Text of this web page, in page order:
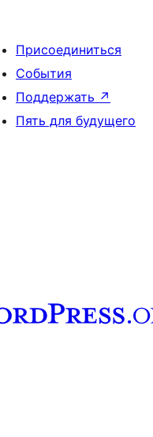
Присоединиться
События
Поддержать ↗
Пять для будущего
запись в Tumblr